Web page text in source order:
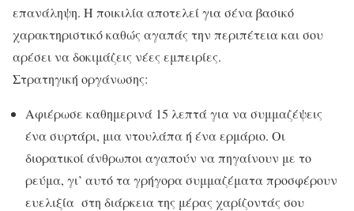
επανάληψη. Η ποικιλία αποτελεί για σένα βασικό
χαρακτηριστικό καθώς αγαπάς την περιπέτεια και σου
αρέσει να δοκιμάζεις νέες εμπειρίες.
Στρατηγική οργάνωσης:
Αφιέρωσε καθημερινά 15 λεπτά για να συμμαζέψεις
ένα συρτάρι, μια ντουλάπα ή ένα ερμάριο. Οι
διορατικοί άνθρωποι αγαπούν να πηγαίνουν με το
ρεύμα, γι’ αυτό τα γρήγορα συμμαζέματα προσφέρουν
ευελιξία στη διάρκεια της μέρας χαρίζοντάς σου